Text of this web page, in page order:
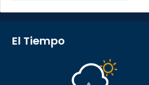
El Tiempo